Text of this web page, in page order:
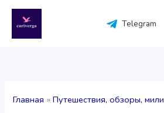
содержимому
Telegram
Главная Путешествия, обзоры, мили